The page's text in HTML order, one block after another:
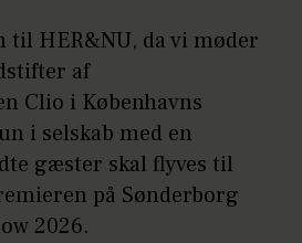
HER&NU, da vi møder
af
Clio i Københavns
i selskab med en
gæster skal flyves til
på Sønderborg
2026.